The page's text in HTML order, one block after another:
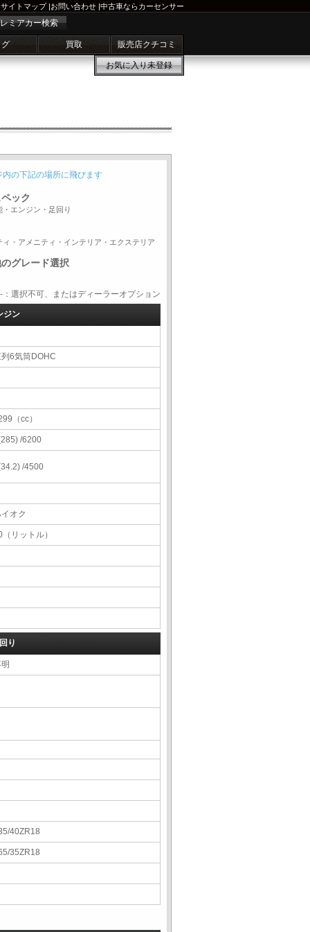
サイトマップ|お問い合わせ |中古車ならカーセンサー
ミアカー検索
買取 販売店クチコミ
お気に入り未登録
内の下記の場所に飛びます
ック
・エンジン・足回り
ィ・アメニティ・インテリア・エクステリア
グレード選択
択不可、またはディーラーオプション
ジン
6気筒DOHC
（cc）
/6200
/4500
オク
（リットル）
り
40ZR18
35ZR18